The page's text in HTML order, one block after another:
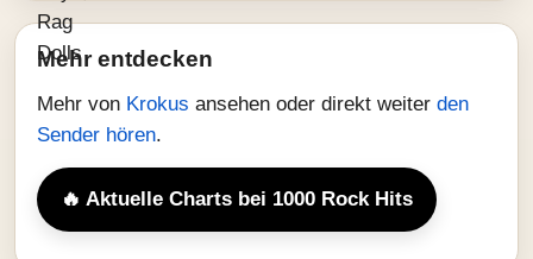
Mehr entdecken
Mehr von Krokus ansehen oder direkt weiter den
Sender hören.
🔥 Aktuelle Charts bei 1000 Rock Hits